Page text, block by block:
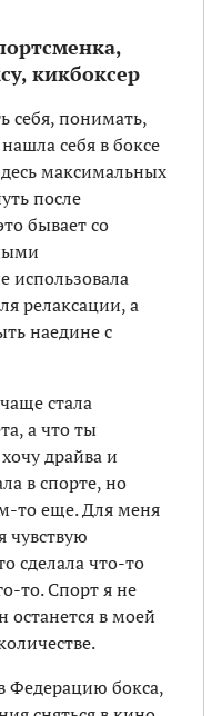
кикбоксер
себя, понимать,
себя в боксе
максимальных
после
бывает со
использовала
релаксации, а
наедине с
стала
а что ты
драйва и
в спорте, но
то еще. Для меня
чувствую
сделала что-то
то. Спорт я не
останется в моей
Федерацию бокса,